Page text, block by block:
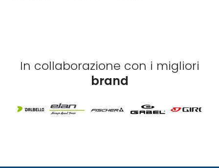
In collaborazione con i migliori
brand